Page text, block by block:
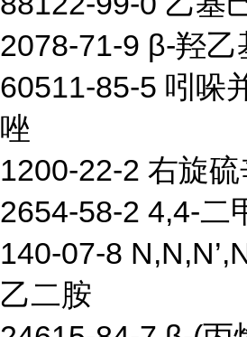
2078-71-9 β-羟乙
60511-85-5 吲哚
唑
1200-22-2 右旋硫
2654-58-2 4,4-二
140-07-8
乙二胺